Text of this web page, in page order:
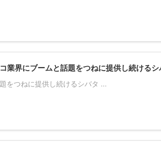
業界にブームと話題をつねに提供し続ける
をつねに提供し続けるシバタ ...